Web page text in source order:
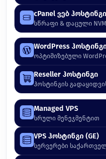
cPanel ვებ ჰოსტინგი
სწრაფი & დაცული
WordPress
ოპტიმიზებული
Reseller ჰოსტინგი
ჰოსტინგის
Managed VPS
სრული მენეჯმენტით
VPS ჰოსტინგი (GE)
სერვერები